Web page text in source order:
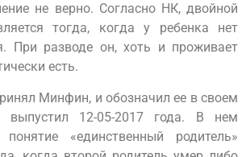
не верно. Согласно НК, двойной
тогда, когда у ребенка нет
При разводе он, хоть и проживает
есть.
Минфин, и обозначил ее в своем
выпустил 12-05-2017 года. В нем
понятие «единственный родитель»